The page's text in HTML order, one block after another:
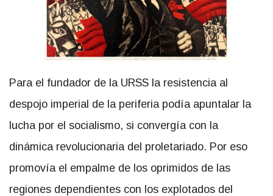
Para el fundador de la URSS la resistencia al
despojo imperial de la periferia podía apuntalar la
lucha por el socialismo, si convergía con la
dinámica revolucionaria del proletariado. Por eso
promovía el empalme de los oprimidos de las
regiones dependientes con los explotados del